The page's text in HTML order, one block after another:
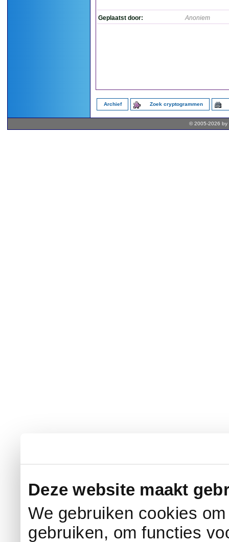
Deze website maakt
We gebruiken cookies
gebruiken, om functies
Geplaatst door: Anoniem
Archief Zoek cryptogrammen
© 2005-2026 by